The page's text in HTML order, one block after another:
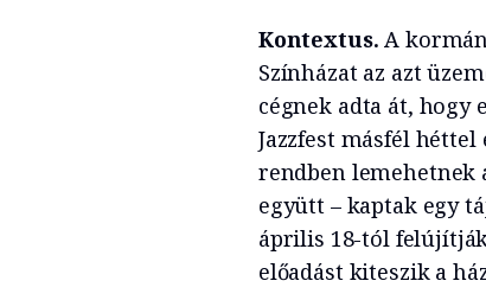
Kontextus. A
Színházat az azt
cégnek adta át, hogy
Jazzfest másfél
rendben lemehetnek
együtt – kaptak egy
április 18-tól felújítják
előadást kiteszik a